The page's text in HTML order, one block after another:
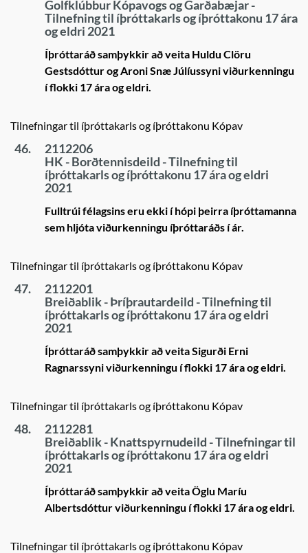
Golfklúbbur Kópavogs og Garðabæjar -
Tilnefning til íþróttakarls og íþróttakonu 17 ára
og eldri 2021
Íþróttaráð samþykkir að veita Huldu Clöru
Gestsdóttur og Aroni Snæ Júlíussyni viðurkenningu
í flokki 17 ára og eldri.
Tilnefningar til íþróttakarls og íþróttakonu Kópav
46.
2112206
HK - Borðtennisdeild - Tilnefning til
íþróttakarls og íþróttakonu 17 ára og eldri
2021
Fulltrúi félagsins eru ekki í hópi þeirra íþróttamanna
sem hljóta viðurkenningu íþróttaráðs í ár.
Tilnefningar til íþróttakarls og íþróttakonu Kópav
47.
2112201
Breiðablik - Þríþrautardeild - Tilnefning til
íþróttakarls og íþróttakonu 17 ára og eldri
2021
Íþróttaráð samþykkir að veita Sigurði Erni
Ragnarssyni viðurkenningu í flokki 17 ára og eldri.
Tilnefningar til íþróttakarls og íþróttakonu Kópav
48.
2112281
Breiðablik - Knattspyrnudeild - Tilnefningar til
íþróttakarls og íþróttakonu 17 ára og eldri
2021
Íþróttaráð samþykkir að veita Öglu Maríu
Albertsdóttur viðurkenningu í flokki 17 ára og eldri.
Tilnefningar til íþróttakarls og íþróttakonu Kópav